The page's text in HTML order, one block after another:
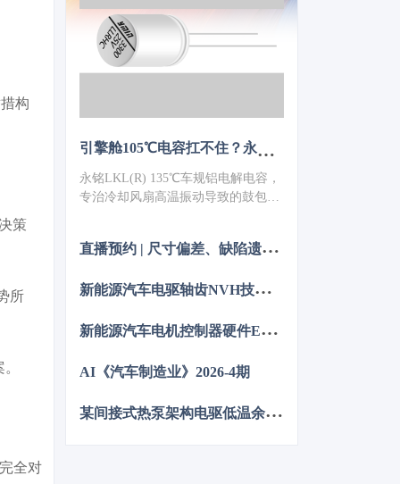
构
策
所
全对
引擎舱105℃电容扛不住？永铭LKL(R) 135℃车规铝电解电容，破解冷却风扇高温振动失效难题
永铭LKL(R) 135℃车规铝电解电容，
专治冷却风扇高温振动导致的鼓包漏
≤10PPM（传统方案300PPM）。可
改板。100万颗用量售后赔付从45万
著，助力国产化替代。
直
播预约 | 尺寸偏差、缺陷遗漏、反复整改？从试制到量产，如何从容应对车身质量挑战
新
能源汽车电驱轴齿NVH技术图谱研究
新
能源汽车电机控制器硬件EMC源头抑制技术
AI《汽车制造业》2026-4期
某
间接式热泵架构电驱低温余热利用控制方法的仿真优化研究